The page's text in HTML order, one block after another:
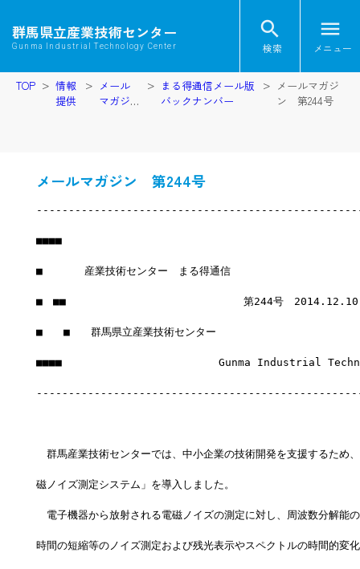
群馬県立産業技術センター
Gunma Industrial Technology Center
search
検索
menu
メニュー
TOP
情報
提供
メール
マガジ
まる得通信メール版
バックナンバー
メールマガジ
ン 第244号
メールマガジン 第244号
■■■■
■　　　　産業技術センター　まる得通信
■　■■　　　　　　　　　　　　　　　　　第244号　2014.12.10
■　　■　　群馬県立産業技術センター
■■■■　　　　　　　　　　　　　　　Gunma Industrial
群馬産業技術センターでは、中小企業の技術開発を支援するため
磁ノイズ測定システム」を導入しました。
電子機器から放射される電磁ノイズの測定に対し、周波数分解能
時間の短縮等のノイズ測定および残光表示やスペクトルの時間的変